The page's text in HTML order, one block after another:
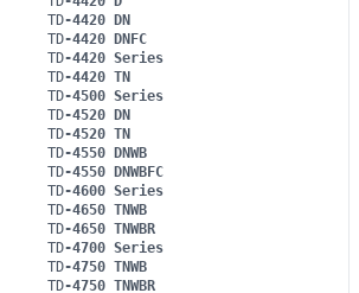
TD-4420 DN
TD-4420 DNFC
TD-4420 Series
TD-4420 TN
TD-4500 Series
TD-4520 DN
TD-4520 TN
TD-4550 DNWB
TD-4550 DNWBFC
TD-4600 Series
TD-4650 TNWB
TD-4650 TNWBR
TD-4700 Series
TD-4750 TNWB
TD-4750 TNWBR